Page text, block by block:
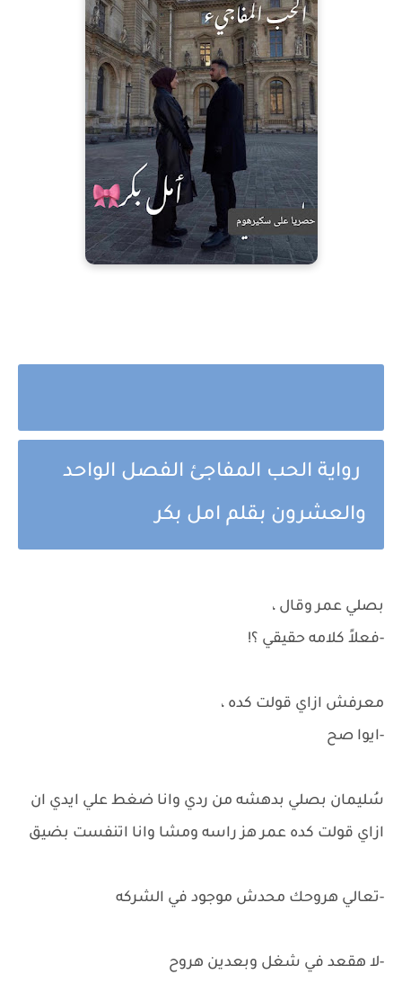
رواية الحب المفاجئ الفصل الواحد
والعشرون بقلم امل بكر
بصلي عمر وقال ،
-فعلاً كلامه حقيقي ؟!
معرفش ازاي قولت كده ،
-ايوا صح
سُليمان بصلي بدهشه من ردي وانا ضغط علي ايدي ان
ازاي قولت كده عمر هز راسه ومشا وانا اتنفست بضيق
-تعالي هروحك محدش موجود في الشركه
-لا هقعد في شغل وبعدين هروح